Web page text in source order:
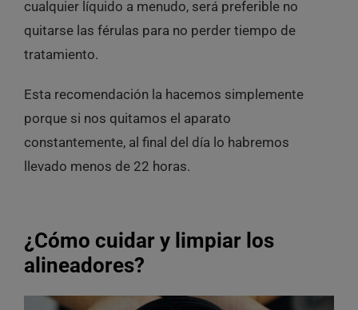
cualquier líquido a menudo, será preferible no
quitarse las férulas para no perder tiempo de
tratamiento.
Esta recomendación la hacemos simplemente
porque si nos quitamos el aparato
constantemente, al final del día lo habremos
llevado menos de 22 horas.
¿Cómo cuidar y limpiar los
alineadores?